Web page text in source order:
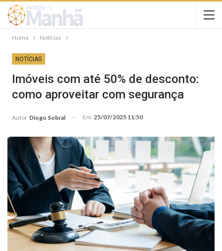
Home Notícias
NOTÍCIAS
Imóveis com até 50% de desconto:
como aproveitar com segurança
Autor Diogo Sobral Em 25/07/2025 11:50